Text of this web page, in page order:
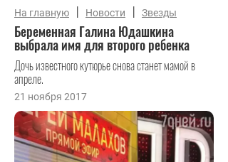
На главную | Новости | Звезды
Беременная Галина Юдашкина
выбрала имя для второго ребенка
Дочь известного кутюрье снова станет мамой в
апреле.
21 ноября 2017